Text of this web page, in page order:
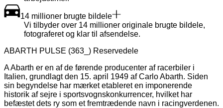
14 millioner brugte bildele
Vi tilbyder over 14 millioner originale brugte bildele,
fotograferet og klar til afsendelse.
ABARTH PULSE (363_) Reservedele
A Abarth er en af de førende producenter af racerbiler i
Italien, grundlagt den 15. april 1949 af Carlo Abarth. Siden
sin begyndelse har mærket etableret en imponerende
historik af sejre i sportsvognskonkurrencer, hvilket har
befæstet dets ry som et fremtrædende navn i racingverdenen.